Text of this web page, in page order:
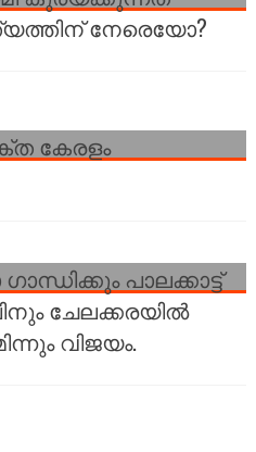
നേരെയോ?
കേരളം
പാലക്കാട്ട്
ചേലക്കരയിൽ
വിജയം.